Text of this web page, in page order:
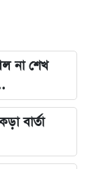
না শেখ
বার্তা